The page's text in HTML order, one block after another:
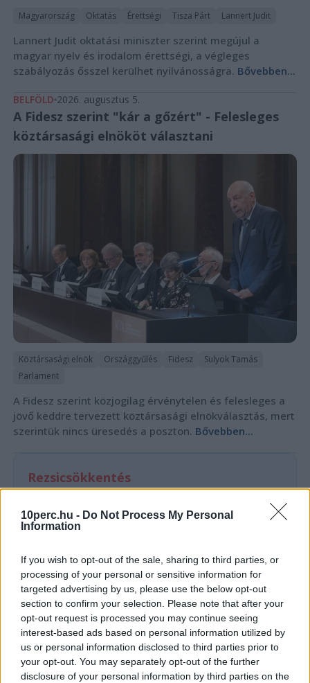
10perc.hu - Do Not Process My Personal
Information
If you wish to opt-out of the sale, sharing to third parties, or
processing of your personal or sensitive information for
targeted advertising by us, please use the below opt-out
section to confirm your selection. Please note that after your
opt-out request is processed you may continue seeing
interest-based ads based on personal information utilized by
us or personal information disclosed to third parties prior to
your opt-out. You may separately opt-out of the further
disclosure of your personal information by third parties on the
Magyarország Oktatás Érettségi Tisza Párt Lannert Judit
Lannert Judit oktatási miniszter szerint megújul a
magyar nyelv és irodalom érettségi, a végleges
szabályozás ősszel kerülhet nyilvánosságra. Bővebben...
BELFÖLD 2026. augusztus 5.
A Fidesz szerint "kár a gőzért" - Felesleges
köztársasági elnököt választani
Köztársasági elnök Országgyűlés Fidesz
Sulyok Tamás
Parlament
A Fidesz szerint közjogilag érvénytelen és felesleges a
jövő keddre tervezett köztársasági elnökválasztás, mert
szerintük nincs üresedés a poszton. Bővebben...
Rezsicsökkentés
GAZDASÁG
Az Amundi
kegyelmi